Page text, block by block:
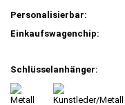
Personalisierbar:
Einkaufswagenchip:
Schlüsselanhänger: